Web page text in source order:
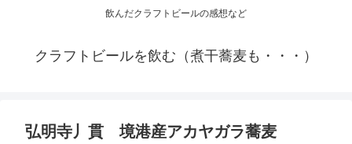
飲んだクラフトビールの感想など
クラフトビールを飲む（煮干蕎麦も・・・）
弘明寺丿貫 境港産アカヤガラ蕎麦